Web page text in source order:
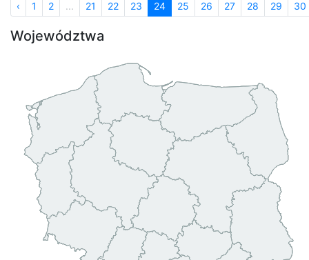
‹ 1 2 ... 21 22 23 24 25 26 27 28 29 30
Województwa